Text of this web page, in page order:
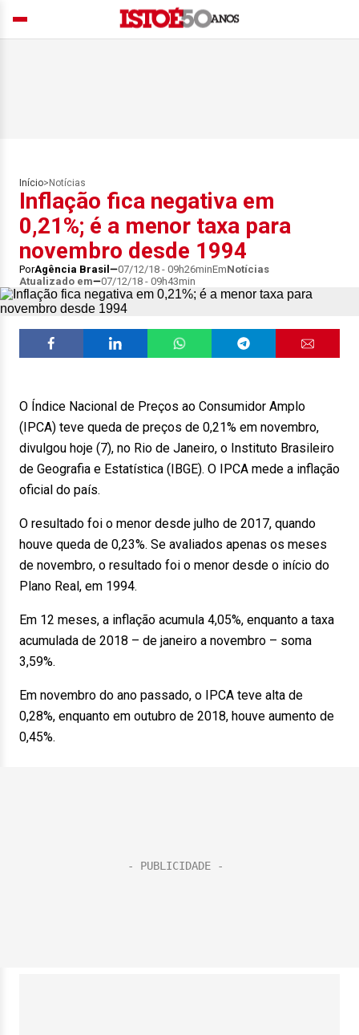
Início> Notícias
Inflação fica negativa em
0,21%; é a menor taxa para
novembro desde 1994
PorAgência Brasil 07/12/18 - 09h26minEmNotícias
Atualizado em
07/12/18 - 09h43min
O Índice Nacional de Preços ao Consumidor Amplo
(IPCA) teve queda de preços de 0,21% em novembro,
divulgou hoje (7), no Rio de Janeiro, o Instituto Brasileiro
de Geografia e Estatística (IBGE). O IPCA mede a inflação
oficial do país.
O resultado foi o menor desde julho de 2017, quando
houve queda de 0,23%. Se avaliados apenas os meses
de novembro, o resultado foi o menor desde o início do
Plano Real, em 1994.
Em 12 meses, a inflação acumula 4,05%, enquanto a taxa
acumulada de 2018 – de janeiro a novembro – soma
3,59%.
Em novembro do ano passado, o IPCA teve alta de
0,28%, enquanto em outubro de 2018, houve aumento de
0,45%.